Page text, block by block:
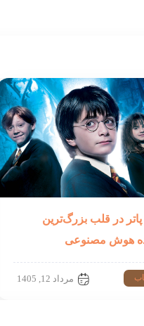
در قلب بزرگ‌ترین
هوش مصنوعی
مرداد 12, 1405